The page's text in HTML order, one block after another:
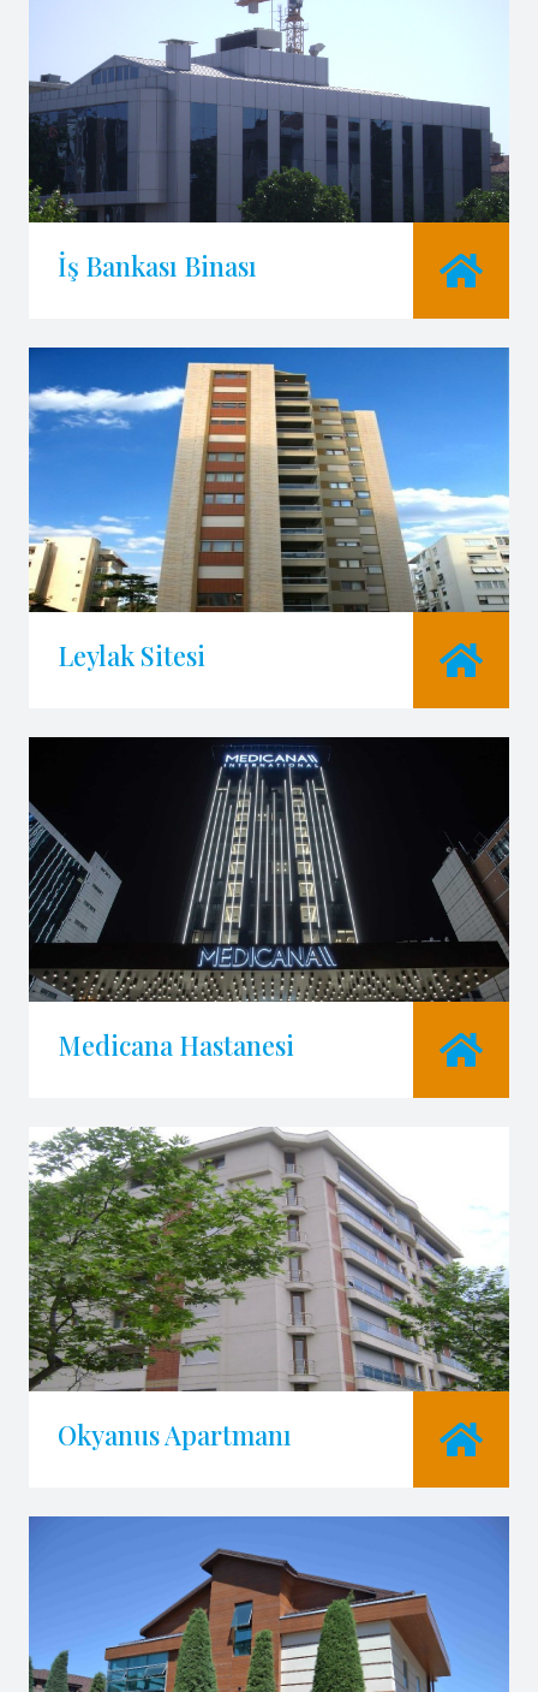
İş Bankası Binası
Leylak Sitesi
Medicana Hastanesi
Okyanus Apartmanı